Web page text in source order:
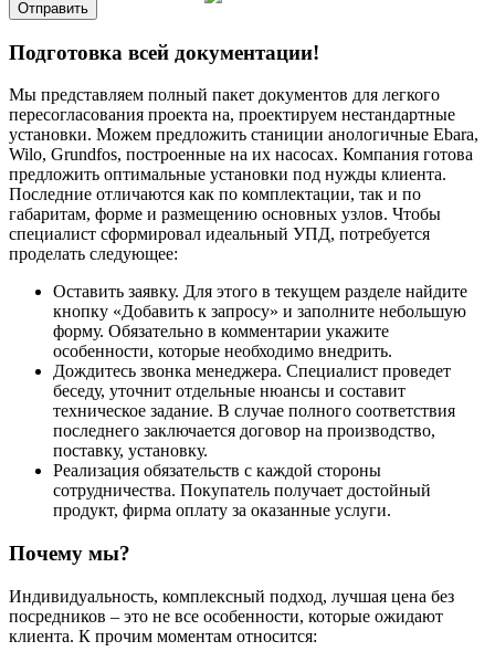
Подготовка всей документации!
Мы представляем полный пакет документов для легкого
пересогласования проекта на, проектируем нестандартные
установки. Можем предложить станиции анологичные Ebara,
Wilo, Grundfos, построенные на их насосах. Компания готова
предложить оптимальные установки под нужды клиента.
Последние отличаются как по комплектации, так и по
габаритам, форме и размещению основных узлов. Чтобы
специалист сформировал идеальный УПД, потребуется
проделать следующее:
Оставить заявку. Для этого в текущем разделе найдите
кнопку «Добавить к запросу» и заполните небольшую
форму. Обязательно в комментарии укажите
особенности, которые необходимо внедрить.
Дождитесь звонка менеджера. Специалист проведет
беседу, уточнит отдельные нюансы и составит
техническое задание. В случае полного соответствия
последнего заключается договор на производство,
поставку, установку.
Реализация обязательств с каждой стороны
сотрудничества. Покупатель получает достойный
продукт, фирма оплату за оказанные услуги.
Почему мы?
Индивидуальность, комплексный подход, лучшая цена без
посредников – это не все особенности, которые ожидают
клиента. К прочим моментам относится: